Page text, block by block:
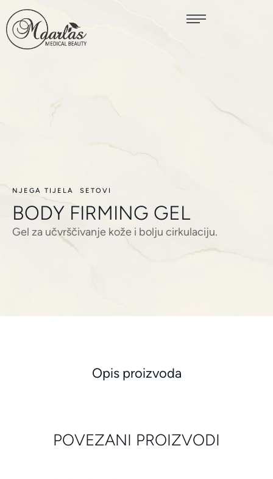
NJEGA TIJELA SETOVI
BODY FIRMING GEL
Gel za učvrščivanje kože i bolju cirkulaciju.
Opis proizvoda
POVEZANI PROIZVODI